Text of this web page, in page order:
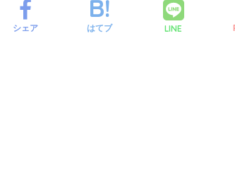
シェア はてブ LINE